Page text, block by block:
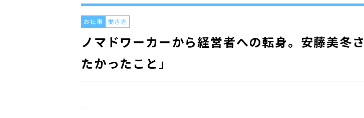
ノマドワーカーから経営者への転身。安藤美冬
たかったこと」
お仕事 働き方